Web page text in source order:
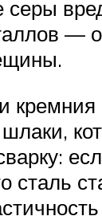
—
кремния
сталь